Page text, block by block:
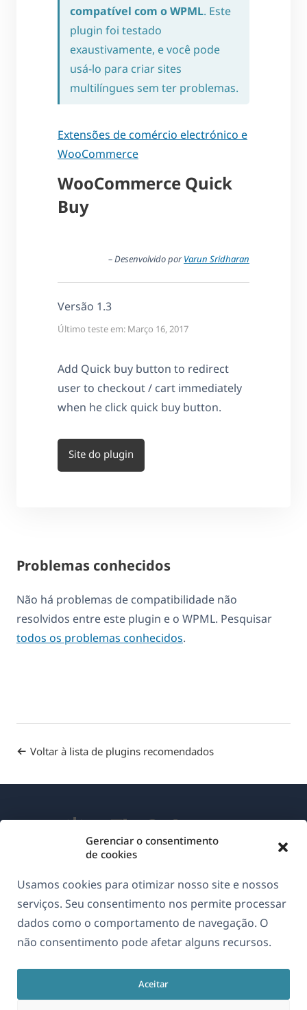
Gerenciar o consentimento
de cookies
Usamos cookies para otimizar nosso site e nossos
serviços. Seu consentimento nos permite processar
dados como o comportamento de navegação. O
não consentimento pode afetar alguns recursos.
Aceitar
compatível com o WPML. Este
plugin foi testado
exaustivamente, e você pode
usá-lo para criar sites
multilíngues sem ter problemas.
Extensões de comércio electrónico e
WooCommerce
WooCommerce Quick
Buy
– Desenvolvido porVarun Sridharan
Versão 1.3
Último teste em: Março 16, 2017
Add Quick buy button to redirect
user to checkout / cart immediately
when he click quick buy button.
Site do plugin
Problemas conhecidos
Não há problemas de compatibilidade não
resolvidos entre este plugin e o WPML. Pesquisar
todos os problemas conhecidos.
Voltar à lista de plugins recomendados
Português
GDPR & Política de Privacidade
Junte-se à nossa equipe(abre
em
janela)
em
uma
nova
em
uma
nova
(abre
em
nova